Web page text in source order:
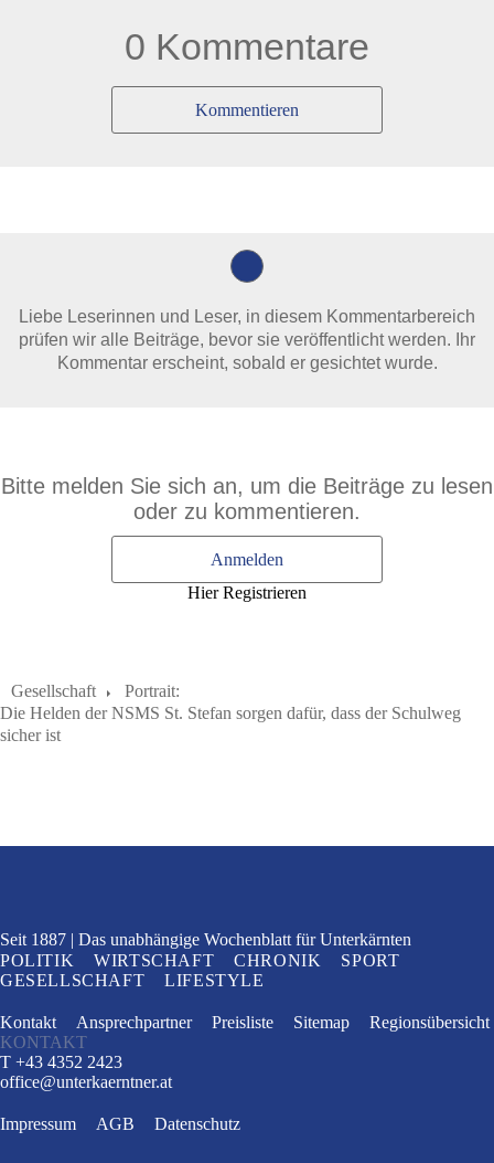
0 Kommentare
Kommentieren
Liebe Leserinnen und Leser, in diesem Kommentarbereich
prüfen wir alle Beiträge, bevor sie veröffentlicht werden. Ihr
Kommentar erscheint, sobald er gesichtet wurde.
Bitte melden Sie sich an, um die Beiträge zu lesen
oder zu kommentieren.
Anmelden
Hier Registrieren
Gesellschaft
Portrait:
Die Helden der NSMS St. Stefan sorgen dafür, dass der Schulweg
sicher ist
Seit 1887 Das unabhängige Wochenblatt für Unterkärnten
POLITIK
WIRTSCHAFT CHRONIK
SPORT
GESELLSCHAFT
LIFESTYLE
Kontakt Ansprechpartner Preisliste Sitemap
Regionsübersicht
KONTAKT
T +43 4352 2423
office@unterkaerntner.at
Impressum AGB Datenschutz